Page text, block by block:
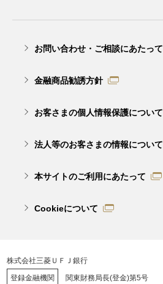
お問い合わせ・ご相談にあたって
金融商品勧誘方針
お客さまの個人情報保護について
法人等のお客さまの情報について
本サイトのご利用にあたって
Cookieについて
株式会社三菱ＵＦＪ銀行
登録金融機関
関東財務局長(登金)第5号